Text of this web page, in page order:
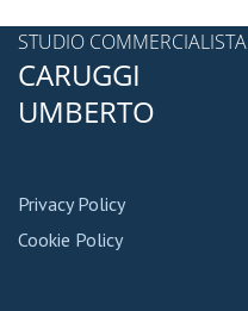
STUDIO COMMERCIALISTA
CARUGGI
UMBERTO
Privacy Policy
Cookie Policy